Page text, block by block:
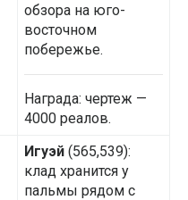
обзора на юго-
восточном
побережье.
Награда: чертеж —
4000 реалов.
Игуэй (565,539):
клад хранится у
пальмы рядом с